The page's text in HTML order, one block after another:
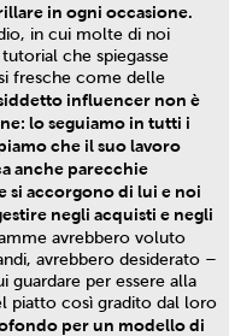
in ogni occasione.
in cui molte di noi
che spiegasse
fresche come delle
influencer non è
lo seguiamo in tutti i
che il suo lavoro
anche parecchie
si accorgono di lui e noi
negli acquisti e negli
avrebbero voluto
avrebbero desiderato –
per essere alla
piatto così gradito dal loro
per un modello di